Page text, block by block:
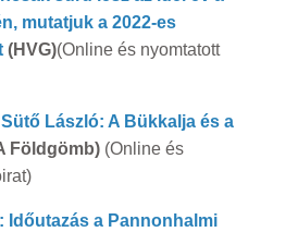
mutatjuk a 2022-es
(HVG)(Online és nyomtatott
László: A Bükkalja és a
Földgömb) (Online és
Időutazás a Pannonhalmi